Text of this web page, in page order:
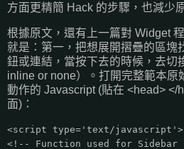
方面更精簡 Hack 的步驟，也減少
根據原文，還有上一篇對 Widget
就是：第一，把想展開摺疊的區塊
鈕或連結，當按下去的時候，去切
inline or none）。打開完整範本原
動作的 Javascript (貼在 <head> </
面)：
<script type='text/javascript'>
<!-- Function used for Sidebar